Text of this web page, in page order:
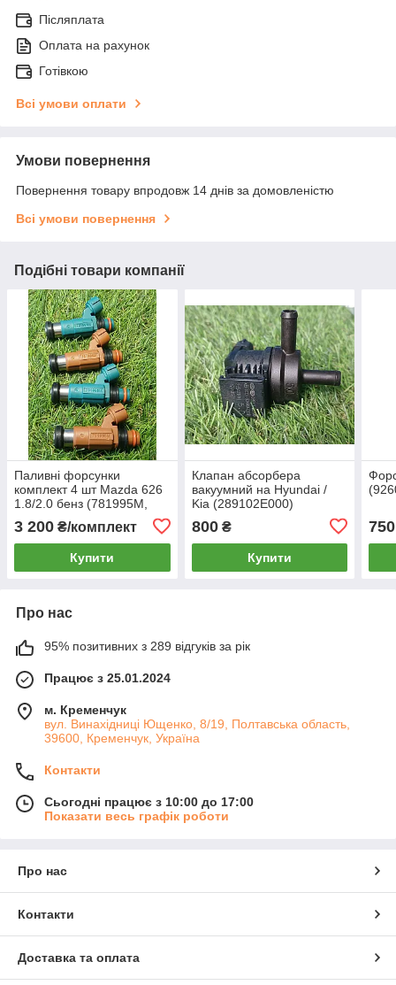
Післяплата
Оплата на рахунок
Готівкою
Всі умови оплати
Умови повернення
Повернення товару впродовж 14 днів за домовленістю
Всі умови повернення
Подібні товари компанії
Паливні форсунки
комплект 4 шт Mazda 626
1.8/2.0 бенз (781995M,
3 200 ₴/комплект
Купити
Клапан абсорбера
вакуумний на Hyundai /
Kia (289102E000)
800₴
Купити
750
Про нас
95% позитивних з 289 відгуків за рік
Працює з 25.01.2024
м. Кременчук
вул. Винахідниці Ющенко, 8/19, Полтавська область,
39600, Кременчук, Україна
Контакти
Сьогодні працює з 10:00 до 17:00
Показати весь графік роботи
Про нас
Контакти
Доставка та оплата